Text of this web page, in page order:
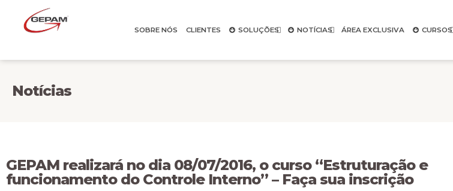
SOBRE NÓS CLIENTES SOLUÇÕES NOTÍCIAS ÁREA EXCLUSIVA CURSOS
Notícias
GEPAM realizará no dia 08/07/2016, o curso “Estruturação e
funcionamento do Controle Interno” – Faça sua inscrição